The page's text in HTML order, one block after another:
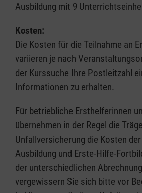
Ausbildung mit 9
Kosten:
Die Kosten für die Teilnahme an
variieren je nach
der Kurssuche Ihre Postleitzahl
Informationen zu erhalten.
Für betriebliche Ersthelferinnen
übernehmen in der Regel die
Unfallversicherung die Kosten
Ausbildung und Erste-Hilfe-
der unterschiedlichen
vergewissern Sie sich bitte vor